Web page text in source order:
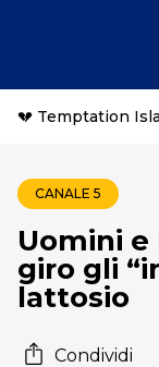
💔 Temptation
CANALE 5
Uomini
giro gli
lattosio
Condividi